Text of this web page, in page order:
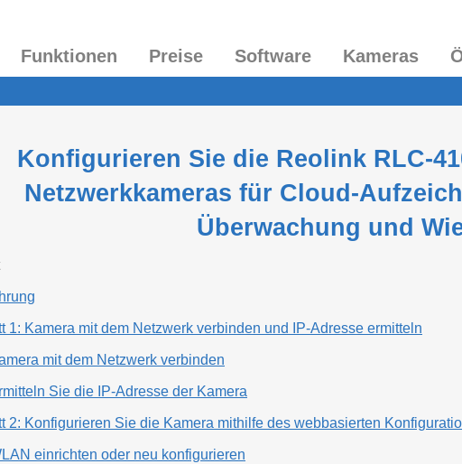
Funktionen Preise Software Kameras
Konfigurieren Sie die Reolink RLC-
Netzwerkkameras für Cloud-
Überwachung und
1: Kamera mit dem Netzwerk verbinden und IP-Adresse ermitteln
mit dem Netzwerk verbinden
Sie die IP-Adresse der Kamera
2: Konfigurieren Sie die Kamera mithilfe des webbasierten
einrichten oder neu konfigurieren